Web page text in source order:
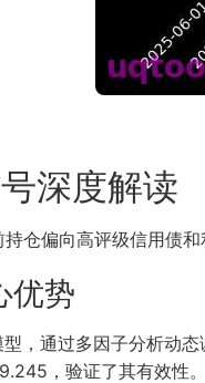
深度解读
仓偏向高评级信用债
优势
，通过多因子分析动
，验证了其有效性。